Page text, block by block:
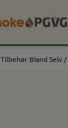
Tilbehør Bland Selv /